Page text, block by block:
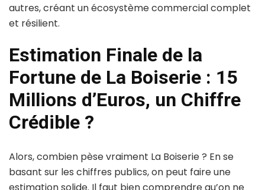
autres, créant un écosystème commercial complet
et résilient.
Estimation Finale de la
Fortune de La Boiserie : 15
Millions d’Euros, un Chiffre
Crédible ?
Alors, combien pèse vraiment La Boiserie ? En se
basant sur les chiffres publics, on peut faire une
estimation solide. Il faut bien comprendre qu’on ne